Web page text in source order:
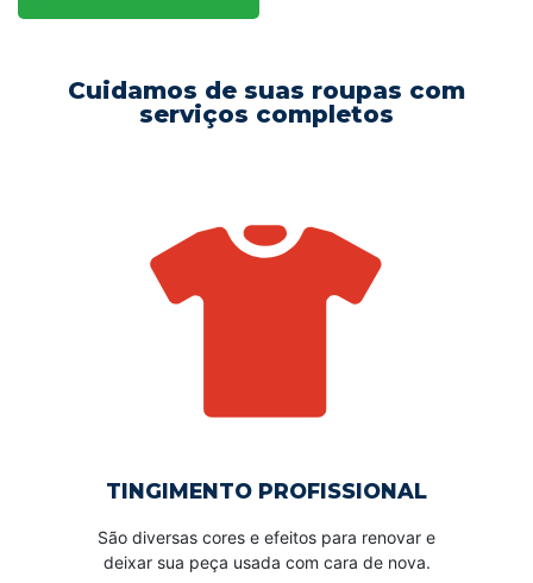
Cuidamos de suas roupas com
serviços completos
TINGIMENTO PROFISSIONAL
São diversas cores e efeitos para renovar e
deixar sua peça usada com cara de nova.